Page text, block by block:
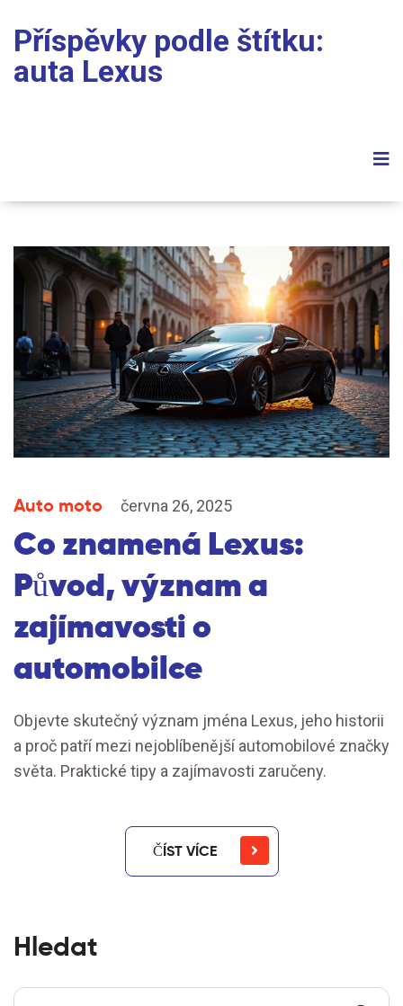
Příspěvky podle štítku:
auta Lexus
Auto moto června 26, 2025
Co znamená Lexus:
Původ, význam a
zajímavosti o
automobilce
Objevte skutečný význam jména Lexus, jeho historii
a proč patří mezi nejoblíbenější automobilové značky
světa. Praktické tipy a zajímavosti zaručeny.
ČÍST VÍCE
Hledat